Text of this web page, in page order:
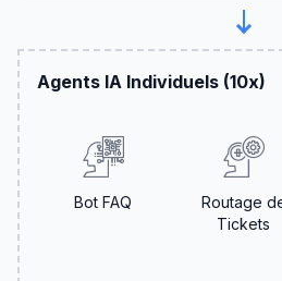
Agents IA Individuels (10x)
Bot FAQ
Routage
Tickets